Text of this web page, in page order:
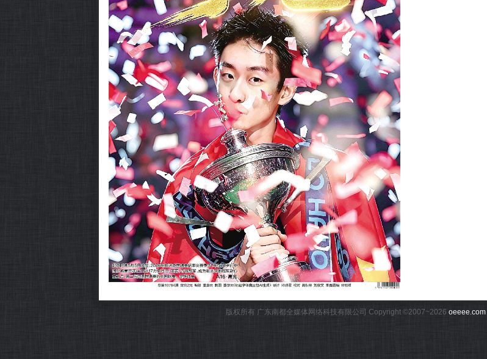
版权所有 广东南都全媒体网络科技有限公司 Copyright ©2007~2026 oeeee.com